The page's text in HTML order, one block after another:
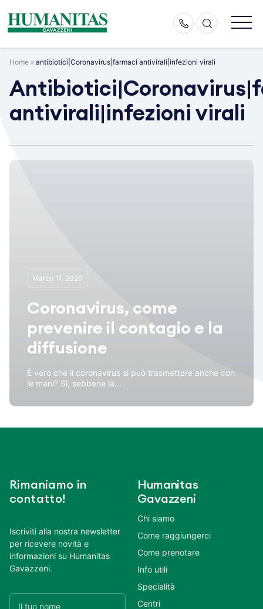
content
Home » antibiotici|Coronavirus|farmaci antivirali|infezioni virali
antivirali|infezioni virali
Marzo 11, 2020
Coronavirus, come
prevenire il contagio e la
diffusione
È vero che il coronavirus si può trasmettere anche con
le mani? Sì, sebbene la...
Rimaniamo in
contatto!
Iscriviti alla nostra newsletter
per ricevere novità e
informazioni su Humanitas
Gavazzeni.
Humanitas
Gavazzeni
Chi siamo
Come raggiungerci
Come prenotare
Info utili
Specialità
Centri